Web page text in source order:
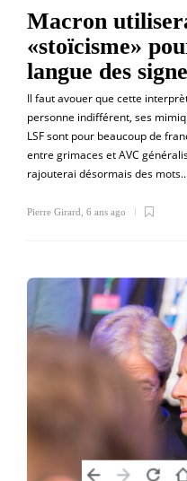
Macron
«stoïcisme»
langue des
Il faut avouer que cette
personne indifférent, ses
LSF sont pour beaucoup de
entre grimaces et AVC
rajouterai désormais des
Pierre Girard 6 ans ago